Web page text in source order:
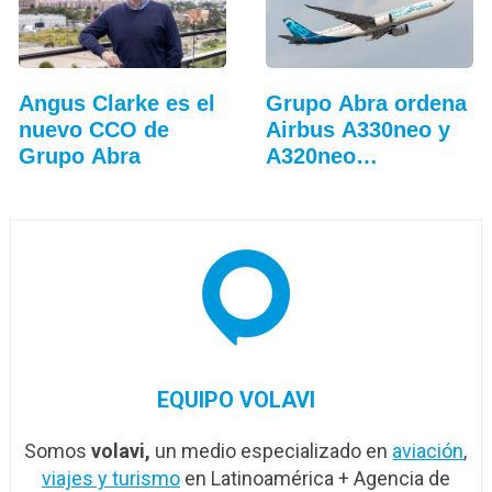
Angus Clarke es el
nuevo CCO de
Grupo Abra
Grupo Abra ordena
Airbus A330neo y
A320neo
EQUIPO VOLAVI
Somosvolavi, un medio especializado en aviación,
viajes y turismoen Latinoamérica + Agencia de